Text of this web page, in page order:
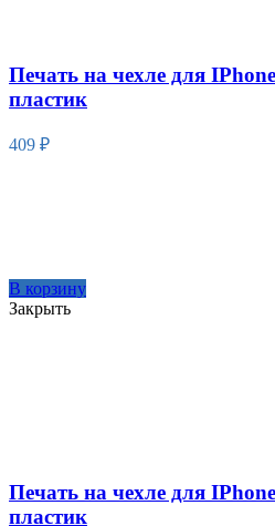
В корзину
Закрыть
Печать на чехле для
пластик
409 ₽
Печать на чехле для
пластик